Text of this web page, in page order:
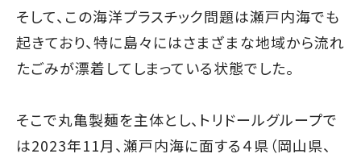
そして、この海洋プラスチック問題は瀬戸内海でも
起きており、特に島々にはさまざまな地域から流れ
たごみが漂着してしまっている状態でした。
そこで丸亀製麺を主体とし、トリドールグループで
は2023年11月、瀬戸内海に面する４県（岡山県、